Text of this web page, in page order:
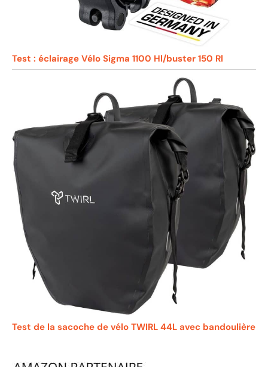
Test : éclairage Vélo Sigma 1100 Hl/buster 150 Rl
Test de la sacoche de vélo TWIRL 44L avec bandoulière